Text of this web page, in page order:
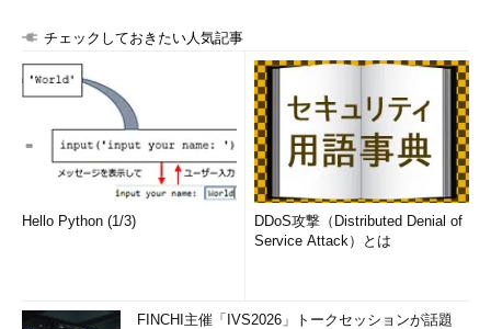
チェックしておきたい人気記事
Hello Python (1/3)
DDoS攻撃（Distributed Denial of
Service Attack）とは
FINCHI主催「IVS2026」トークセッションが話題